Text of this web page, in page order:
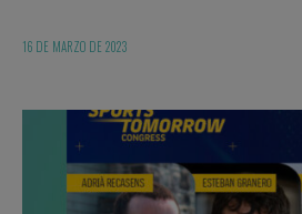
16 DE MARZO DE 2023